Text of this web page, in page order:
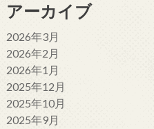
アーカイブ
2026年3月
2026年2月
2026年1月
2025年12月
2025年10月
2025年9月